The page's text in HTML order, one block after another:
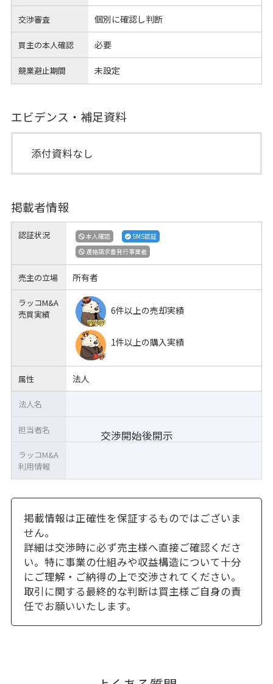
交渉審査 個別に確認し判断
買主の本人確認 必要
競業避止期間 未設定
エビデンス・補足資料
添付資料なし
掲載者情報
認証状況 本人確認
SMS認証
適格請求書発行事業者
売主の立場 所有者
ラッコM&A
売買実績
6件以上の売却実績
1件以上の購入実績
属性 法人
交渉開始後開示
法人名
担当者名
ラッコM&A
利用情報
掲載情報は正確性を保証するものではございま
せん。
詳細は交渉時に必ず売主様へ直接ご確認くださ
い。特に事業の仕組みや収益構造について十分
にご理解・ご納得の上で交渉されてください。
取引に関する最終的な判断は買主様ご自身の責
任でお願いいたします。